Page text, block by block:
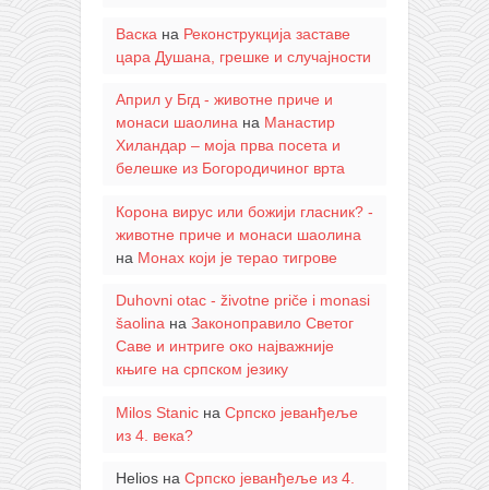
Васка на Реконструкција заставе
цара Душана, грешке и случајности
Април у Бгд - животне приче и
монаси шаолинана Манастир
Хиландар – моја прва посета и
белешке из Богородичиног врта
Корона вирус или божији гласник? -
животне приче и монаси шаолина
на Монах који је терао тигрове
Duhovni otac - životne priče i monasi
šaolinaна Законоправило Светог
Саве и интриге око најважније
књиге на српском језику
Milos Stanicна Српско јеванђеље
из 4. века?
Heliosна Српско јеванђеље из 4.